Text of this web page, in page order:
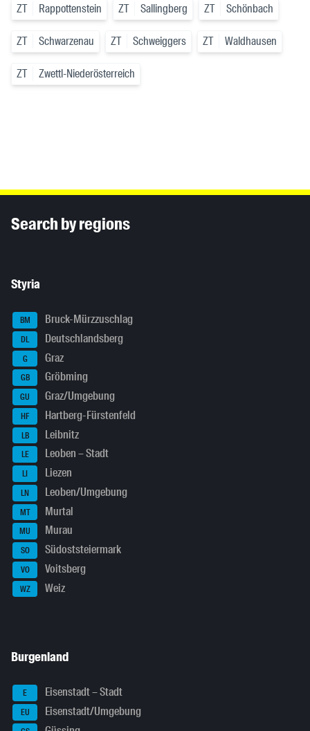
ZT Rappottenstein ZT Sallingberg ZT Schönbach
ZT Schwarzenau ZT Schweiggers ZT Waldhausen
ZT Zwettl-Niederösterreich
Search by regions
Styria
BM Bruck-Mürzzuschlag
DL Deutschlandsberg
G Graz
GB Gröbming
GU Graz/Umgebung
HF Hartberg-Fürstenfeld
LB Leibnitz
LE Leoben – Stadt
LI Liezen
LN Leoben/Umgebung
MT Murtal
MU Murau
SO Südoststeiermark
VO Voitsberg
WZ Weiz
Burgenland
E Eisenstadt – Stadt
EU Eisenstadt/Umgebung